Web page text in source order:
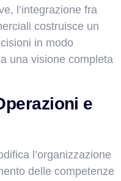
l’integrazione fra
costruisce un
in modo
una visione completa
e
l’organizzazione
delle competenze